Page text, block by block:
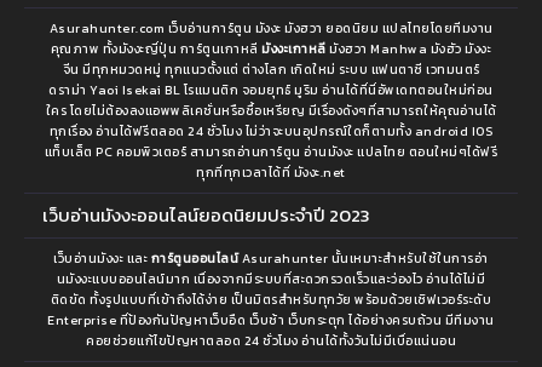
Asurahunter.com เว็บอ่านการ์ตูน มังงะ มังฮวา ยอดนิยม แปลไทยโดยทีมงาน
คุณภาพ ทั้งมังงะญี่ปุ่น การ์ตูนเกาหลีมังงะเกาหลี มังฮวา Manhwa มังฮัว มังงะ
จีน มีทุกหมวดหมู่ ทุกแนวตั้งแต่ ต่างโลก เกิดใหม่ ระบบ แฟนตาซี เวทมนตร์
ดราม่า Yaoi Isekai BL โรแมนติก จอมยุทธ์ มูริม อ่านได้ที่นี่อัพเดทตอนใหม่ก่อน
ใคร โดยไม่ต้องลงแอพพลิเคชั่นหรือซื้อเหรียญ มีเรื่องดังๆที่สามารถให้คุณอ่านได้
ทุกเรื่อง อ่านได้ฟรีตลอด 24 ชั่วโมง ไม่ว่าจะบนอุปกรณ์ใดก็ตามทั้ง android IOS
แท็บเล็ต PC คอมพิวเตอร์ สามารถอ่านการ์ตูน อ่านมังงะ แปลไทย ตอนใหม่ๆได้ฟรี
ทุกที่ทุกเวลาได้ที่ มังงะ.net
เว็บอ่านมังงะออนไลน์ยอดนิยมประจำปี 2023
เว็บอ่านมังงะ และ การ์ตูนออนไลน์Asurahunter นั้นเหมาะสำหรับใช้ในการอ่า
นมังงะแบบออนไลน์มาก เนื่องจากมีระบบที่สะดวกรวดเร็วและว่องไว อ่านได้ไม่มี
ติดขัด ทั้งรูปแบบที่เข้าถึงได้ง่าย เป็นมิตรสำหรับทุกวัย พร้อมด้วยเซิฟเวอร์ระดับ
Enterprise ที่ป้องกันปัญหาเว็บอืด เว็บช้า เว็บกระตุก ได้อย่างครบถ้วน มีทีมงาน
คอยช่วยแก้ไขปัญหาตลอด 24 ชั่วโมง อ่านได้ทั้งวันไม่มีเบื่อแน่นอน